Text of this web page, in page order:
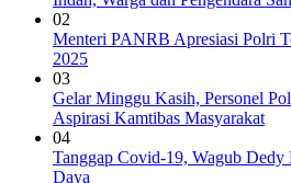
02
Menteri PANRB Apresiasi Polri
2025
03
Gelar Minggu Kasih, Personel
Aspirasi Kamtibas Masyarakat
04
Tanggap Covid-19, Wagub Dedy
Daya